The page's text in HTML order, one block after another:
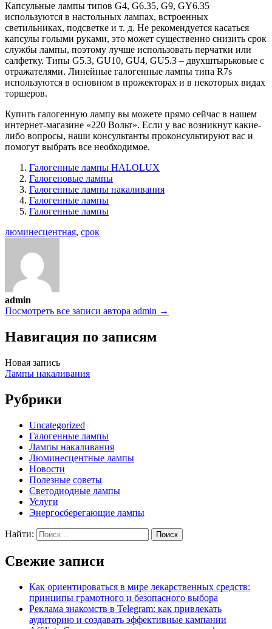
Капсульные лампы типов G4, G6.35, G9, GY6.35
используются в настольных лампах, встроенных
светильниках, подсветке и т. д. Не рекомендуется касаться
капсулы голыми руками, это может существенно снизить срок
службы лампы, поэтому лучше использовать перчатки или
салфетку. Типы G5.3, GU10, GU4, GU5.3 – двухштырьковые с
отражателями. Линейные галогенные лампы типа R7s
используются в основном в прожекторах и в некоторых видах
торшеров.
Купить галогенную лампу вы можете прямо сейчас в нашем
интернет-магазине «220 Вольт». Если у вас возникнут какие-
либо вопросы, наши консультанты проконсультируют вас и
помогут выбрать все необходимое.
Галогенные лампы HALOLUX
Галогеновые лампы
Галогенные лампы накаливания
Галогенные лампы
Галогенные лампы
люминесцентная, срок
admin
Посмотреть все записи автора admin →
Навигация по записям
Новая запись
Лампы накаливания
Рубрики
Uncategorized
Галогенные лампы
Лампы накаливания
Люминесцентные лампы
Новости
Полезные советы
Светодиодные лампы
Услуги
Энергосберегающие лампы
Найти:
Свежие записи
Как ориентироваться в мире лекарственных средств:
принципы грамотного и безопасного выбора
Реклама знакомств в Telegram: как привлекать
аудиторию и создавать эффективные кампании